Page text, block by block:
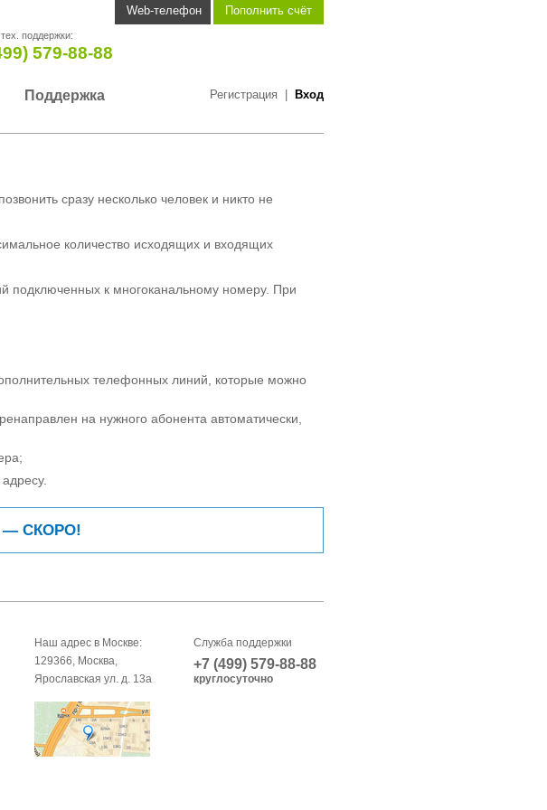
Web-телефон Пополнить счёт
поддержки:
579-88-88
Регистрация Вход
Поддержка
сразу несколько человек и никто не
количество исходящих и входящих
подключенных к многоканальному номеру. При
телефонных линий, которые можно
на нужного абонента автоматически,
— СКОРО!
Наш адрес в Москве:
129366, Москва,
Ярославская ул. д. 13а
Служба поддержки
+7 (499) 579-88-88
круглосуточно